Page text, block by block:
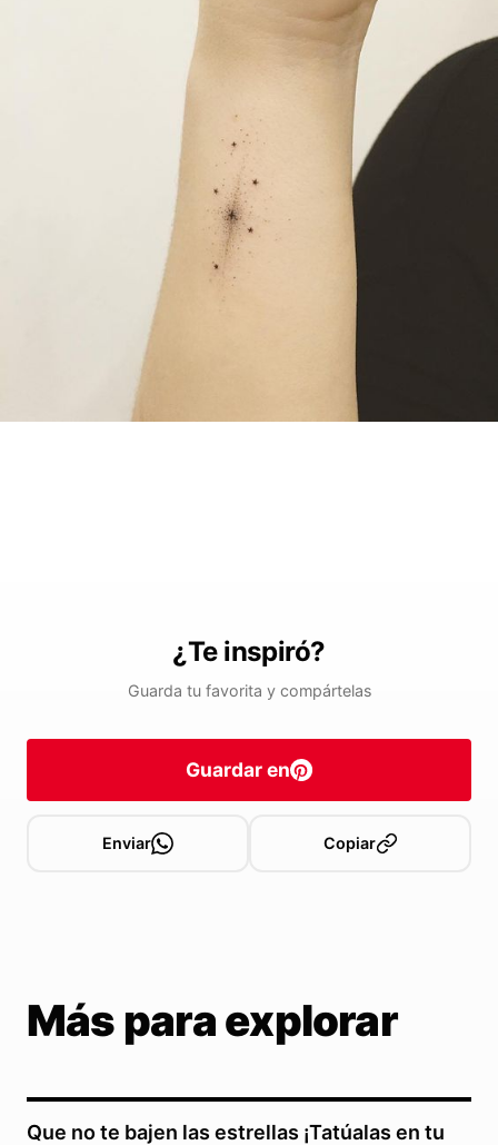
¿Te inspiró?
Guarda tu favorita y compártelas
Guardar en
Enviar Copiar
Más para explorar
Que no te bajen las estrellas ¡Tatúalas en tu